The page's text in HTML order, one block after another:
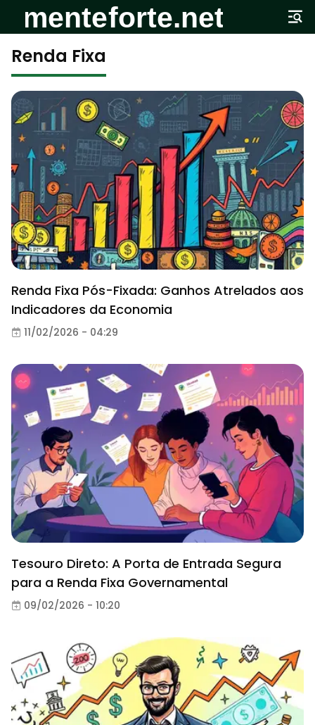
Renda Fixa
Renda Fixa Pós-Fixada: Ganhos Atrelados aos
Indicadores da Economia
11/02/2026 - 04:29
Tesouro Direto: A Porta de Entrada Segura
para a Renda Fixa Governamental
09/02/2026 - 10:20